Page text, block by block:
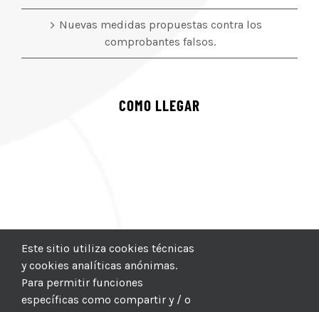
Nuevas medidas propuestas contra los
comprobantes falsos.
COMO LLEGAR
Este sitio utiliza cookies técnicas
y cookies analíticas anónimas.
Para permitir funciones
específicas como compartir y / o